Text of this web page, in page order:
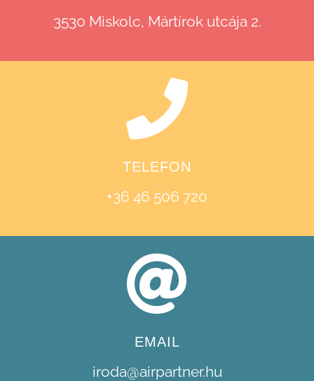
3530 Miskolc, Mártírok utcája 2.
TELEFON
+36 46 506 720
EMAIL
iroda@airpartner.hu